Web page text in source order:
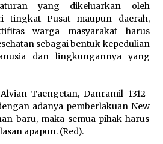
Pimpin Prosesi
dan Sertijab Pejabat
Kemhan
2026
Partai Gerakan Rakyat Kota
Gelar Konsolidasi
Jelang Pemilu 2029
2026
yang dikeluarkan oleh
tingkat Pusat maupun daerah,
warga masyarakat harus
sebagai bentuk kepedulian
dan lingkungannya yang
Taengetan, Danramil 1312-
adanya pemberlakuan New
baru, maka semua pihak harus
apapun. (Red).